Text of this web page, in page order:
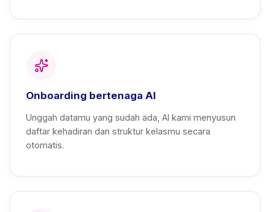
Onboarding bertenaga AI
Unggah datamu yang sudah ada, AI kami menyusun
daftar kehadiran dan struktur kelasmu secara
otomatis.